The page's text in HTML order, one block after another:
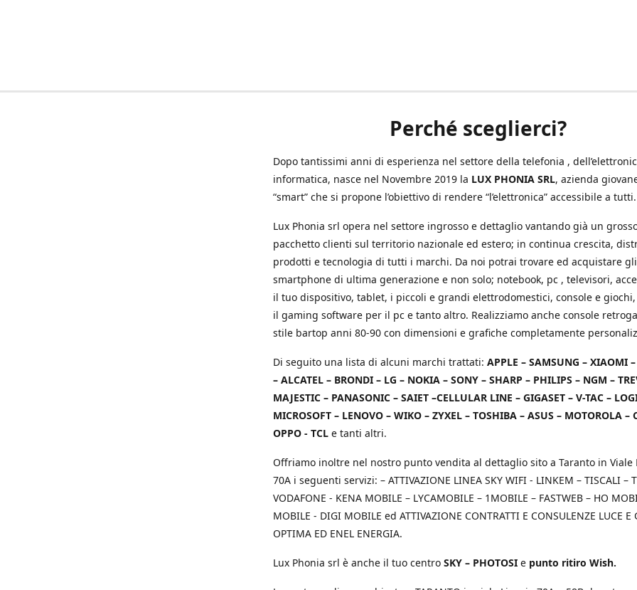
Perché sceglierci?
Dopo tantissimi anni di esperienza nel settore della telefonia ,
informatica, nasce nel Novembre 2019 la LUX PHONIA SRL, azienda
“smart” che si propone l’obiettivo di rendere “l’elettronica” accessibile a tutti.
Lux Phonia srl opera nel settore ingrosso e dettaglio vantando già un
pacchetto clienti sul territorio nazionale ed estero; in continua crescita,
prodotti e tecnologia di tutti i marchi. Da noi potrai trovare ed acquistare gli
smartphone di ultima generazione e non solo; notebook, pc , televisori,
il tuo dispositivo, tablet, i piccoli e grandi elettrodomestici, console e
il gaming software per il pc e tanto altro. Realizziamo anche console
stile bartop anni 80-90 con dimensioni e grafiche completamente
Di seguito una lista di alcuni marchi trattati: APPLE – SAMSUNG – XIAOMI
– ALCATEL – BRONDI – LG – NOKIA – SONY – SHARP – PHILIPS – NGM –
MAJESTIC – PANASONIC – SAIET –CELLULAR LINE – GIGASET – V-TAC –
MICROSOFT – LENOVO – WIKO – ZYXEL – TOSHIBA – ASUS – MOTOROLA –
OPPO - TCL e tanti altri.
Offriamo inoltre nel nostro punto vendita al dettaglio sito a Taranto in Viale
70A i seguenti servizi: – ATTIVAZIONE LINEA SKY WIFI - LINKEM – TISCALI –
VODAFONE - KENA MOBILE – LYCAMOBILE – 1MOBILE – FASTWEB – HO
MOBILE - DIGI MOBILE ed ATTIVAZIONE CONTRATTI E CONSULENZE LUCE E
OPTIMA ED ENEL ENERGIA.
Lux Phonia srl è anche il tuo centro SKY – PHOTOSI e punto ritiro Wish.